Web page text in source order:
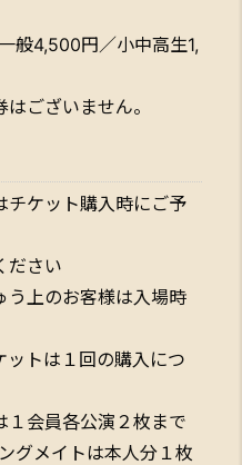
般4,500円／小中高生1,
ございません。
チケット購入時にご予
ださい
う上のお客様は入場時
トは１回の購入につ
１会員各公演２枚まで
グメイトは本人分１枚